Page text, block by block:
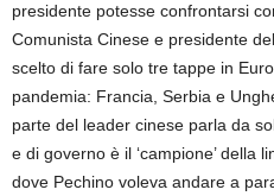
presidente potesse confrontarsi
Comunista Cinese e presidente
scelto di fare solo tre tappe in
pandemia: Francia, Serbia e
parte del leader cinese parla da
e di governo è il ‘campione’ della
dove Pechino voleva andare a